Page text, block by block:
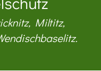
Miltitz,